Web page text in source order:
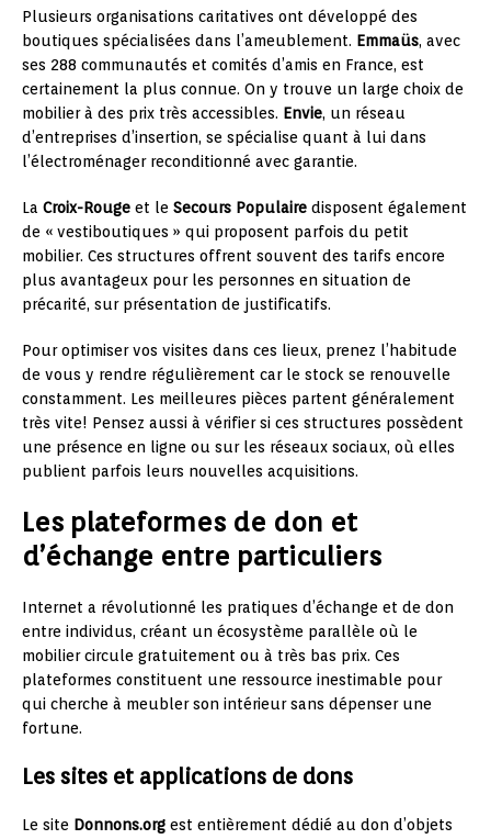
Plusieurs organisations caritatives ont développé des
boutiques spécialisées dans l’ameublement. Emmaüs, avec
ses 288 communautés et comités d’amis en France, est
certainement la plus connue. On y trouve un large choix de
mobilier à des prix très accessibles. Envie, un réseau
d’entreprises d’insertion, se spécialise quant à lui dans
l’électroménager reconditionné avec garantie.
La Croix-Rouge et le Secours Populaire disposent également
de « vestiboutiques » qui proposent parfois du petit
mobilier. Ces structures offrent souvent des tarifs encore
plus avantageux pour les personnes en situation de
précarité, sur présentation de justificatifs.
Pour optimiser vos visites dans ces lieux, prenez l’habitude
de vous y rendre régulièrement car le stock se renouvelle
constamment. Les meilleures pièces partent généralement
très vite! Pensez aussi à vérifier si ces structures possèdent
une présence en ligne ou sur les réseaux sociaux, où elles
publient parfois leurs nouvelles acquisitions.
Les plateformes de don et
d’échange entre particuliers
Internet a révolutionné les pratiques d’échange et de don
entre individus, créant un écosystème parallèle où le
mobilier circule gratuitement ou à très bas prix. Ces
plateformes constituent une ressource inestimable pour
qui cherche à meubler son intérieur sans dépenser une
fortune.
Les sites et applications de dons
Le site Donnons.org est entièrement dédié au don d’objets